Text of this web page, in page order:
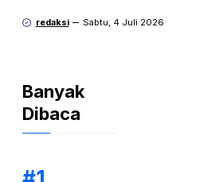
Kawal Program Strategis
redaksi Sabtu, 4 Juli 2026
Banyak
Dibaca